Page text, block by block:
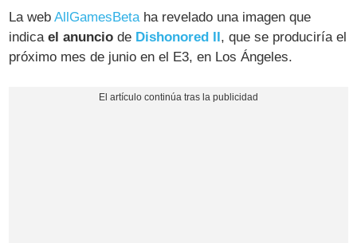
La webAllGamesBetaha revelado una imagen que
indicael anuncio de Dishonored II, que se produciría el
próximo mes de junio en el E3, en Los Ángeles.